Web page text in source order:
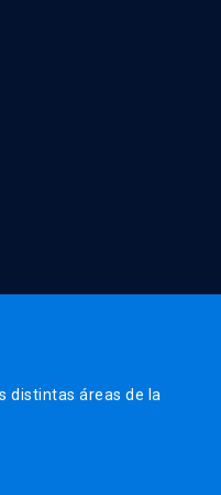
distintas áreas de la